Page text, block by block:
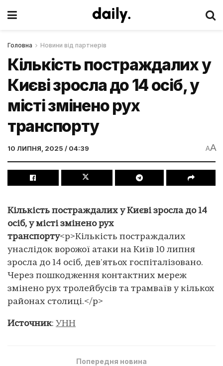
Головна Новини від партнерів
Кількість постраждалих у
Києві зросла до 14 осіб, у
місті змінено рух
транспорту
10 ЛИПНЯ, 2025 / 04:39 AA
Кількість постраждалих у Києві зросла до 14
осіб, у місті змінено рух
транспорту<p>Кількість постраждалих
унаслідок ворожої атаки на Київ 10 липня
зросла до 14 осіб, дев'ятьох госпіталізовано.
Через пошкодження контактних мереж
змінено рух тролейбусів та трамваїв у кількох
районах столиці.</p>
Источник: УНН
Попередня новина